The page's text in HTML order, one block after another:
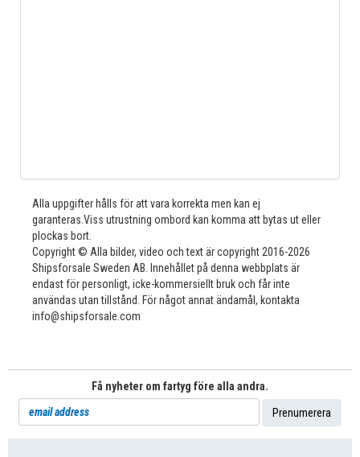
Alla uppgifter hålls för att vara korrekta men kan ej
garanteras.Viss utrustning ombord kan komma att bytas ut eller
plockas bort.
Copyright © Alla bilder, video och text är copyright 2016-2026
Shipsforsale Sweden AB. Innehållet på denna webbplats är
endast för personligt, icke-kommersiellt bruk och får inte
användas utan tillstånd. För något annat ändamål, kontakta
info@shipsforsale.com
Få nyheter om fartyg före alla andra.